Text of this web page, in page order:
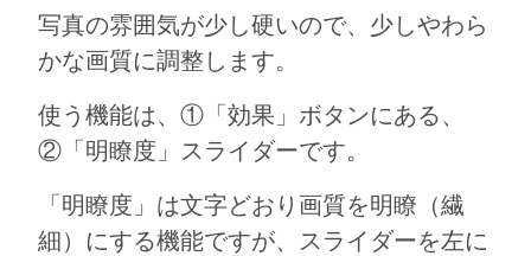
写真の雰囲気が少し硬いので、少しやわら
かな画質に調整します。
使う機能は、①「効果」ボタンにある、
②「明瞭度」スライダーです。
「明瞭度」は文字どおり画質を明瞭（繊
細）にする機能ですが、スライダーを左に